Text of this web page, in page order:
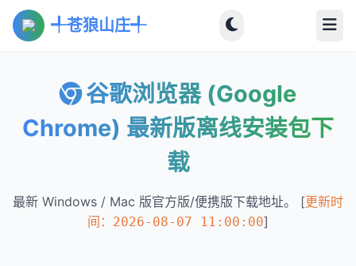
╃苍狼山庄╃
谷歌浏览器 (Google
Chrome) 最新版离线安装包下
载
最新 Windows / Mac 版官方版/便携版下载地址。 [更新时
间：2026-08-07 11:00:00]